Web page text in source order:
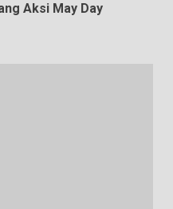
Aksi May Day